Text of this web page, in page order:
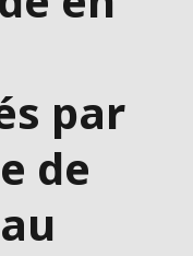
par
de